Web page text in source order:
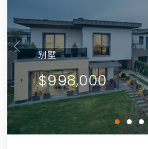
别墅
$998,000